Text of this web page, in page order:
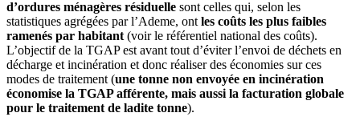
d’ordures ménagères résiduelle sont celles qui, selon les
statistiques agrégées par l’Ademe, ont les coûts les plus faibles
ramenés par habitant (voir le référentiel national des coûts).
L’objectif de la TGAP est avant tout d’éviter l’envoi de déchets en
décharge et incinération et donc réaliser des économies sur ces
modes de traitement (une tonne non envoyée en incinération
économise la TGAP afférente, mais aussi la facturation globale
pour le traitement de ladite tonne).